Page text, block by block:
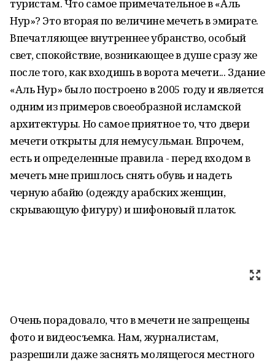
туристам. Что самое примечательное в «Аль
Нур»? Это вторая по величине мечеть в эмирате.
Впечатляющее внутреннее убранство, особый
свет, спокойствие, возникающее в душе сразу же
после того, как входишь в ворота мечети... Здание
«Аль Нур» было построено в 2005 году и является
одним из примеров своеобразной исламской
архитектуры. Но самое приятное то, что двери
мечети открыты для немусульман. Впрочем,
есть и определенные правила - перед входом в
мечеть мне пришлось снять обувь и надеть
черную абайю (одежду арабских женщин,
скрывающую фигуру) и шифоновый платок.
Очень порадовало, что в мечети не запрещены
фото и видеосъемка. Нам, журналистам,
разрешили даже заснять молящегося местного